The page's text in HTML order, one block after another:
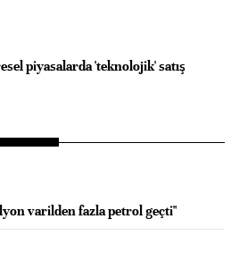
piyasalarda 'teknolojik' satış
varilden fazla petrol geçti"